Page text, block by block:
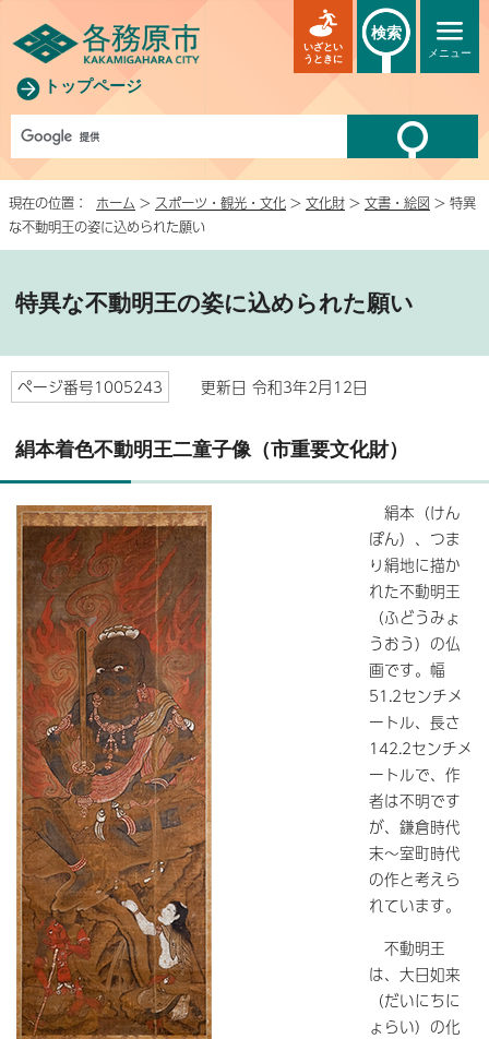
トップページ
メニュー
いざとい
うときに
検索
現在の位置： ホーム > スポーツ・観光・文化 > 文化財 > 文書・絵図 > 特異
な不動明王の姿に込められた願い
特異な不動明王の姿に込められた願い
ページ番号1005243 更新日 令和3年2月12日
絹本着色不動明王二童子像（市重要文化財）
絹本（けん
ぽん）、つま
り絹地に描か
れた不動明王
（ふどうみょ
うおう）の仏
画です。幅
51.2センチメ
ートル、長さ
142.2センチメ
ートルで、作
者は不明です
が、鎌倉時代
末～室町時代
の作と考えら
れています。
不動明王
は、大日如来
（だいにちに
ょらい）の化